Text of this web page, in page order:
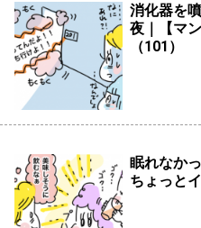
消化器を
夜｜【マ
（101）
眠れなか
ちょっと